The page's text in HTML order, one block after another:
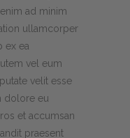
ad minim
ullamcorper
ex ea
vel eum
velit esse
dolore eu
et accumsan
praesent